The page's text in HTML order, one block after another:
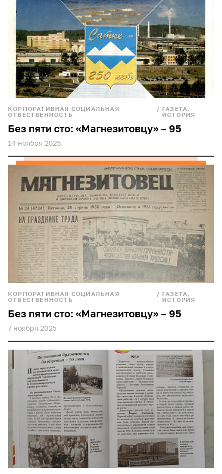
КОРПОРАТИВНАЯ СОЦИАЛЬНАЯ
ОТВЕСТВЕННОСТЬ
/ ГАЗЕТА,
ИСТОРИЯ
Без пяти сто: «Магнезитовцу» – 95
14 ноября 2025
КОРПОРАТИВНАЯ СОЦИАЛЬНАЯ
ОТВЕСТВЕННОСТЬ
/ ГАЗЕТА,
ИСТОРИЯ
Без пяти сто: «Магнезитовцу» – 95
7 ноября 2025